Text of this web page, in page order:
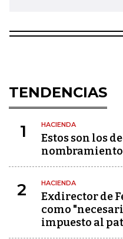
TENDENCIAS
1 HACIENDA
Estos son los
2 HACIENDA
Exdirector de
como
impuesto al